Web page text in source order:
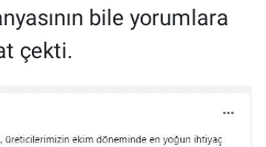
bile yorumlara
çekti.